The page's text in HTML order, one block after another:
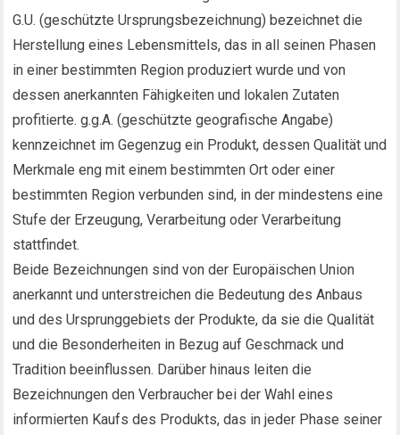
G.U. (geschützte Ursprungsbezeichnung) bezeichnet die
Herstellung eines Lebensmittels, das in all seinen Phasen
in einer bestimmten Region produziert wurde und von
dessen anerkannten Fähigkeiten und lokalen Zutaten
profitierte. g.g.A. (geschützte geografische Angabe)
kennzeichnet im Gegenzug ein Produkt, dessen Qualität und
Merkmale eng mit einem bestimmten Ort oder einer
bestimmten Region verbunden sind, in der mindestens eine
Stufe der Erzeugung, Verarbeitung oder Verarbeitung
stattfindet.
Beide Bezeichnungen sind von der Europäischen Union
anerkannt und unterstreichen die Bedeutung des Anbaus
und des Ursprunggebiets der Produkte, da sie die Qualität
und die Besonderheiten in Bezug auf Geschmack und
Tradition beeinflussen. Darüber hinaus leiten die
Bezeichnungen den Verbraucher bei der Wahl eines
informierten Kaufs des Produkts, das in jeder Phase seiner